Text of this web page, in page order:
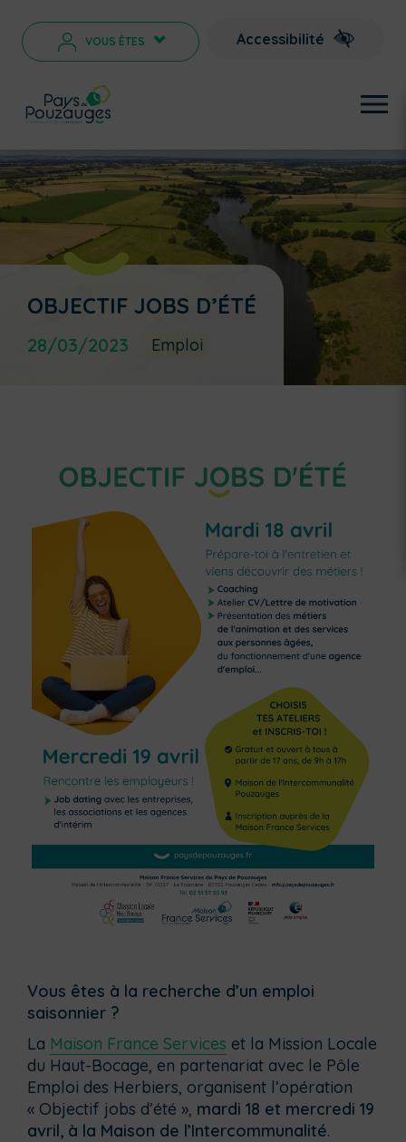
VOUS ÊTES > Accessibilité
OBJECTIF JOBS D’ÉTÉ
28/03/2023 Emploi
Vous êtes à la recherche d’un emploi
saisonnier ?
La Maison France Services et la Mission Locale
du Haut-Bocage, en partenariat avec le Pôle
Emploi des Herbiers, organisent l’opération
« Objectif jobs d’été », mardi 18 et mercredi 19
avril, à la Maison de l’Intercommunalité.